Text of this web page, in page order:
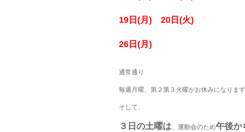
19日(月) 20日(火)
26日(月)
通常通り
毎週月曜、第２第３火曜がお休みになります
そして、
３日の土曜は、運動会のため午後か